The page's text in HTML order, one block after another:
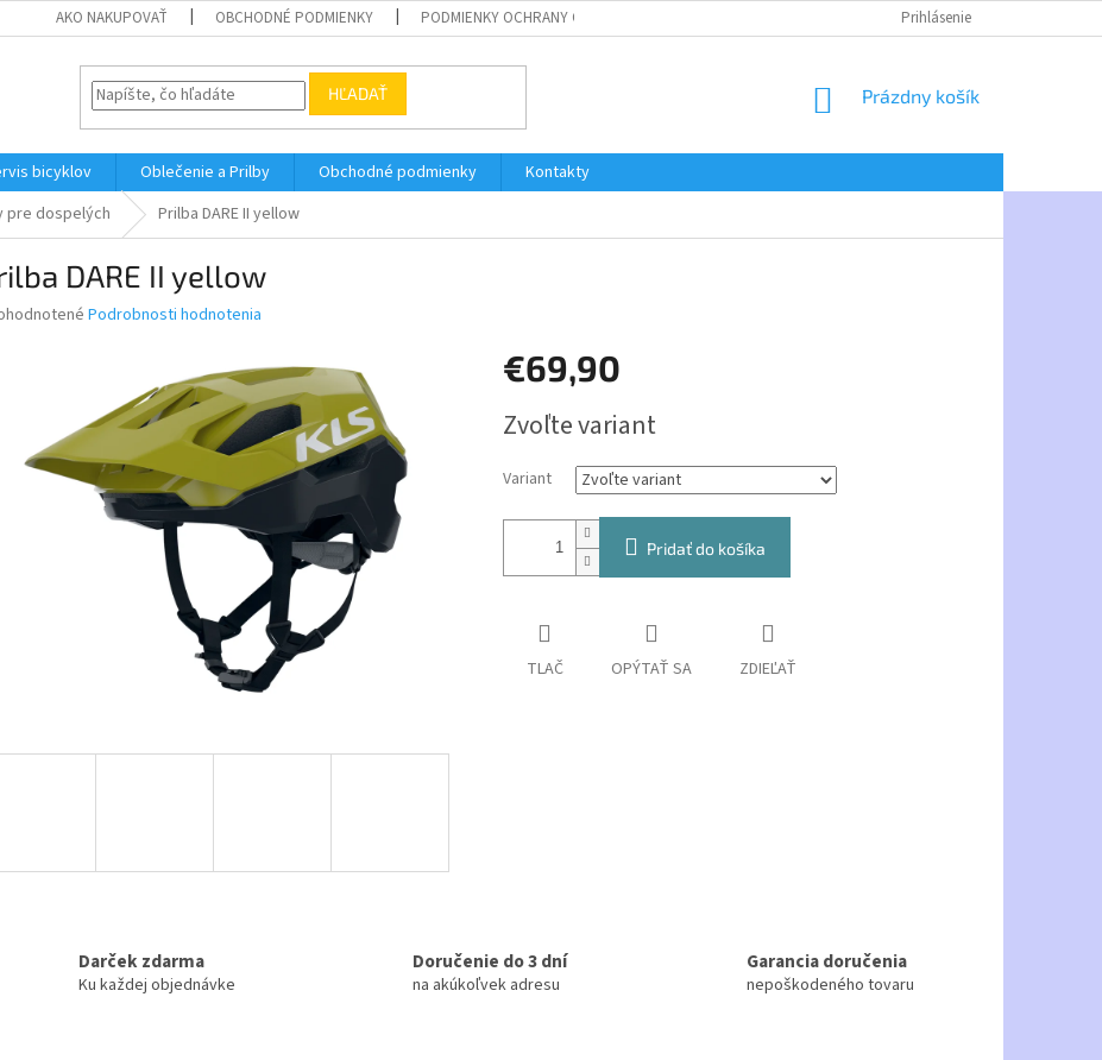
AKO NAKUPOVAŤ OBCHODNÉ PODMIENKY PODMIENKY OCHRANY OSOBNÝCH ÚDAJOV Prihlásenie
HĽADAŤ
NÁKUPNÝ
Prázdny košík
bicyklov Oblečenie a Prilby Obchodné podmienky
Kontakty
pre dospelých Prilba DARE II yellow
DARE II yellow
Podrobnosti hodnotenia
€69,90
cena:
Zvoľte variant
Variant
Pridať do košíka
TLAČ OPÝTAŤ SA ZDIEĽAŤ
Darček zdarma
Ku každej objednávke
Doručenie do 3 dní
na akúkoľvek adresu
Garancia doručenia
nepoškodeného tovaru